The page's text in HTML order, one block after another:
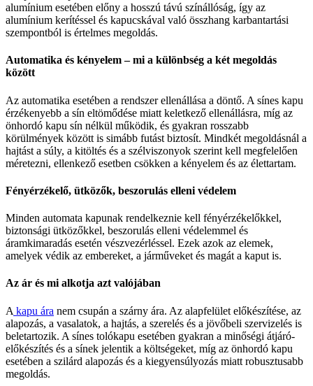
alumínium esetében előny a hosszú távú színállóság, így az
alumínium kerítéssel és kapucskával való összhang karbantartási
szempontból is értelmes megoldás.
Automatika és kényelem – mi a különbség a két megoldás
között
Az automatika esetében a rendszer ellenállása a döntő. A sínes kapu
érzékenyebb a sín eltömődése miatt keletkező ellenállásra, míg az
önhordó kapu sín nélkül működik, és gyakran rosszabb
körülmények között is simább futást biztosít. Mindkét megoldásnál a
hajtást a súly, a kitöltés és a szélviszonyok szerint kell megfelelően
méretezni, ellenkező esetben csökken a kényelem és az élettartam.
Fényérzékelő, ütközők, beszorulás elleni védelem
Minden automata kapunak rendelkeznie kell fényérzékelőkkel,
biztonsági ütközőkkel, beszorulás elleni védelemmel és
áramkimaradás esetén vészvezérléssel. Ezek azok az elemek,
amelyek védik az embereket, a járműveket és magát a kaput is.
Az ár és mi alkotja azt valójában
A kapu ára nem csupán a szárny ára. Az alapfelület előkészítése, az
alapozás, a vasalatok, a hajtás, a szerelés és a jövőbeli szervizelés is
beletartozik. A sínes tolókapu esetében gyakran a minőségi átjáró-
előkészítés és a sínek jelentik a költségeket, míg az önhordó kapu
esetében a szilárd alapozás és a kiegyensúlyozás miatt robusztusabb
megoldás.